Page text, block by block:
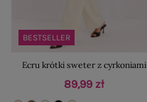
BESTSELLER
Ecru krótki sweter z cyrkoniami
89,99 zł